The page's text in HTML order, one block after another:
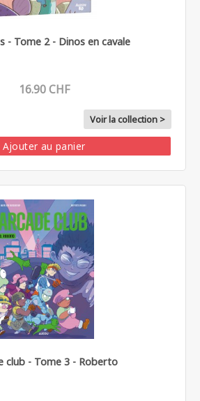
- Tome 2 - Dinos en cavale
16.90 CHF
Voir la collection >
Ajouter au panier
club - Tome 3 - Roberto